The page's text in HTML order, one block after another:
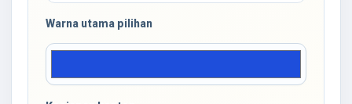
Warna utama pilihan